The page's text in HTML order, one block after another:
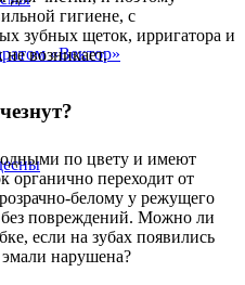
«Вектор»
гигиене, с
зубных щеток, ирригатора и
не возникает.
по цвету и имеют
органично переходит от
белому у режущего
без повреждений. Можно ли
если на зубах появились
эмали нарушена?